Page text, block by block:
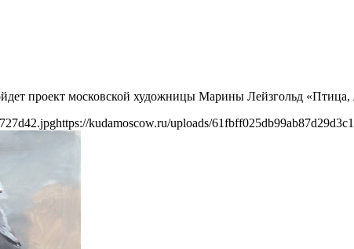
проект московской художницы Марины Лейзгольд «Птица,
https://kudamoscow.ru/uploads/